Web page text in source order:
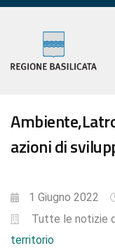
azioni di
1 Giugno 2022
Tutte le notizie
territorio